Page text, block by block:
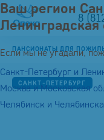
8
ПАНСИОНАТЫ ДЛЯ
САНКТ-ПЕТЕРБУРГ
Ваш регион
Ленинградская
Если мы не угадали,
Санкт-Петербург и
Москва и Московская
Челябинск и